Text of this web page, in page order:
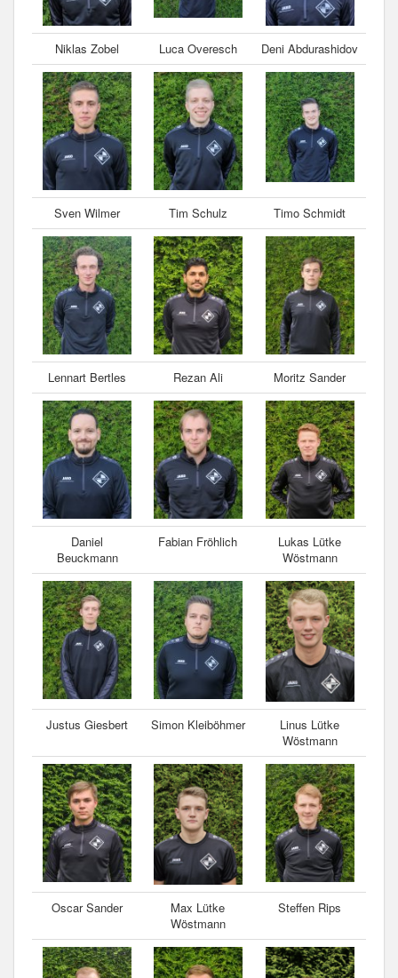
Niklas Zobel Luca Overesch Deni Abdurashidov
Sven Wilmer Tim Schulz Timo Schmidt
Lennart Bertles Rezan Ali Moritz Sander
Daniel
Beuckmann
Fabian Fröhlich
Lukas Lütke
Wöstmann
Justus Giesbert Simon Kleiböhmer
Linus Lütke
Wöstmann
Oscar Sander
Max Lütke
Wöstmann
Steffen Rips